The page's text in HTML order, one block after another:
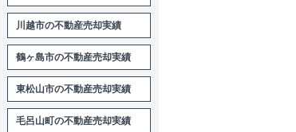
川越市の不動産売却実績
鶴ヶ島市の不動産売却実績
東松山市の不動産売却実績
毛呂山町の不動産売却実績